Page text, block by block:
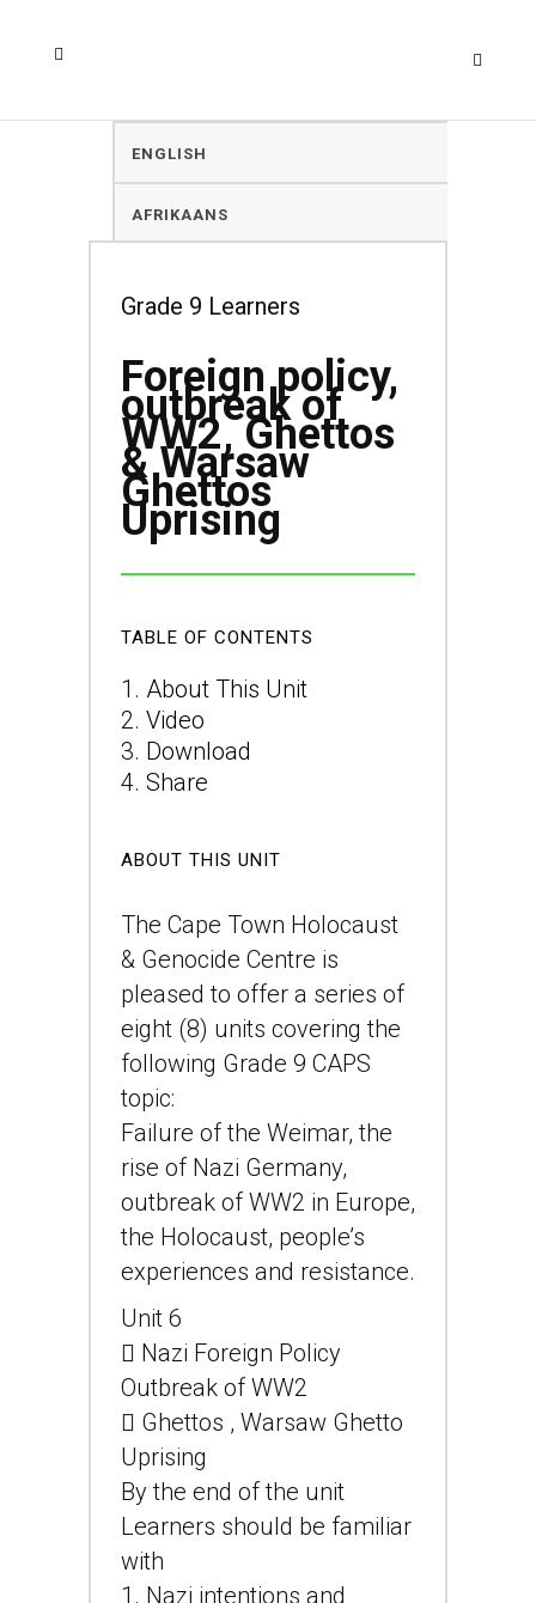
ENGLISH
AFRIKAANS
Grade 9 Learners
Foreign policy,
outbreak of
WW2, Ghettos
& Warsaw
Ghettos
Uprising
TABLE OF CONTENTS
About This Unit
Video
Download
Share
ABOUT THIS UNIT
The Cape Town Holocaust
& Genocide Centre is
pleased to offer a series of
eight (8) units covering the
following Grade 9 CAPS
topic:
Failure of the Weimar, the
rise of Nazi Germany,
outbreak of WW2 in Europe,
the Holocaust, people’s
experiences and resistance.
Unit 6
 Nazi Foreign Policy
Outbreak of WW2
 Ghettos , Warsaw Ghetto
Uprising
By the end of the unit
Learners should be familiar
with
1. Nazi intentions and